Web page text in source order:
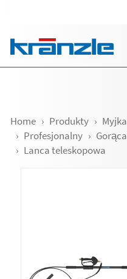
Home Produkty
Profesjonalny
Lanca teleskopowa